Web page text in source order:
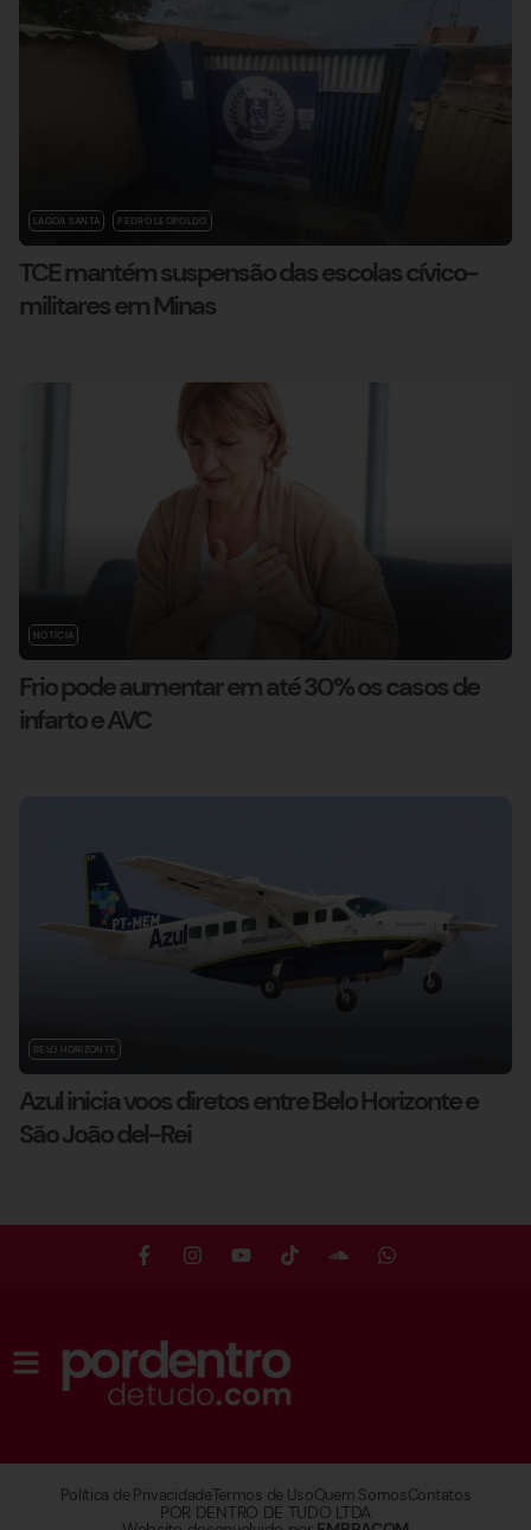
LAGOA SANTA PEDRO LEOPOLDO
TCE mantém suspensão das escolas cívico-
militares em Minas
NOTÍCIA
Frio pode aumentar em até 30% os casos de
infarto e AVC
BELO HORIZONTE
Azul inicia voos diretos entre Belo Horizonte e
São João del-Rei
Política de PrivacidadeTermos de UsoQuem SomosContatos
POR DENTRO DE TUDO LTDA